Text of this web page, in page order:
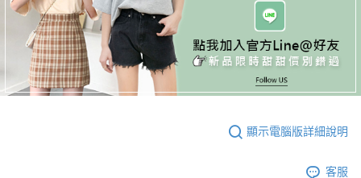
顯示電腦版詳細說明
客服